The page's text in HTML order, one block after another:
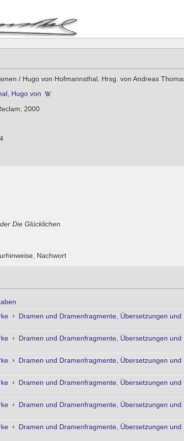
/ Hugo von Hofmannsthal. Hrsg. von Andreas
Hugo von
2000
Die Glücklichen
Nachwort
› Dramen und Dramenfragmente, Übersetzungen
› Dramen und Dramenfragmente, Übersetzungen
› Dramen und Dramenfragmente, Übersetzungen
› Dramen und Dramenfragmente, Übersetzungen
› Dramen und Dramenfragmente, Übersetzungen
› Dramen und Dramenfragmente, Übersetzungen